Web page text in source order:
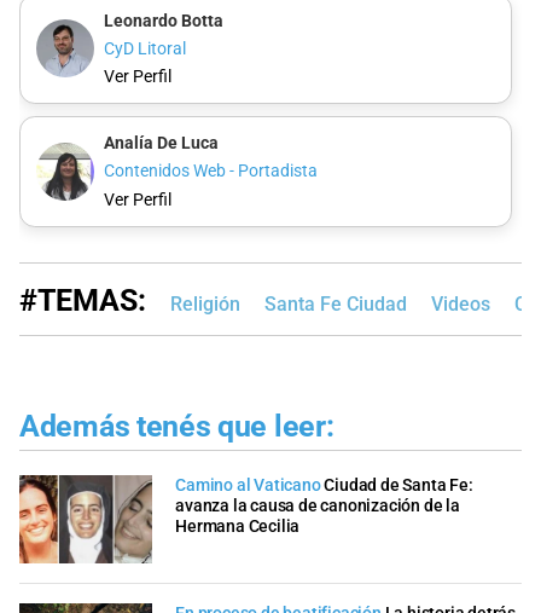
Leonardo Botta
CyD Litoral
Ver Perfil
Analía De Luca
Contenidos Web - Portadista
Ver Perfil
#TEMAS: Religión Santa Fe Ciudad Videos
Además tenés que leer:
Camino al VaticanoCiudad de Santa Fe:
avanza la causa de canonización de la
Hermana Cecilia